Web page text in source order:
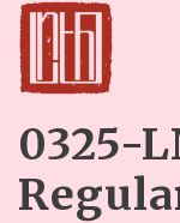
0325-